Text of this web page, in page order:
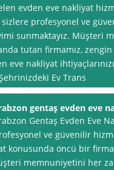
evden eve nakliyat
sizlere profesyonel ve
sunmaktayız. Müşteri
tutan firmamız,
eve nakliyat
Ev Trans
gentaş evden eve
Gentaş Evden Eve
ve güvenilir
konusunda öncü bir
memnuniyetini her